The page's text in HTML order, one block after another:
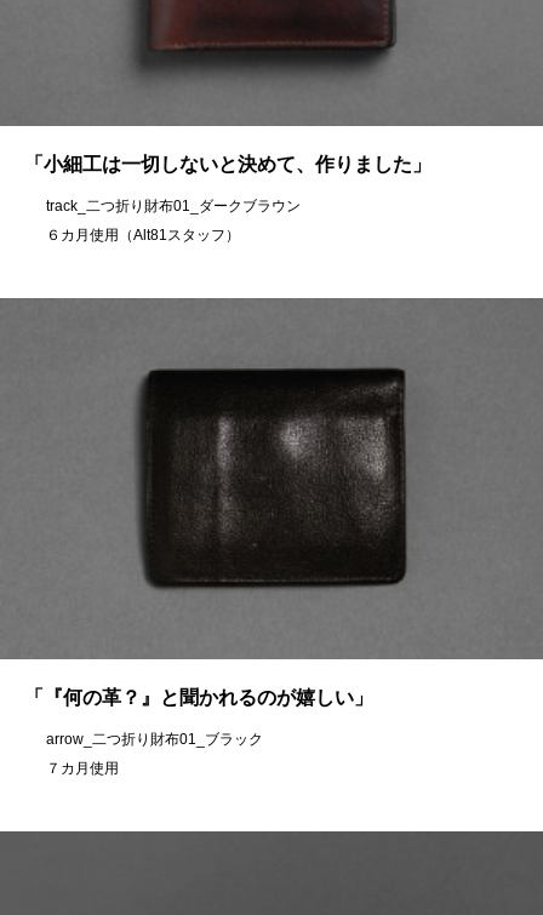
「小細工は一切しないと決めて、作りました」
track_二つ折り財布01_ダークブラウン
６カ月使用（Alt81スタッフ）
「『何の革？』と聞かれるのが嬉しい」
arrow_二つ折り財布01_ブラック
７カ月使用